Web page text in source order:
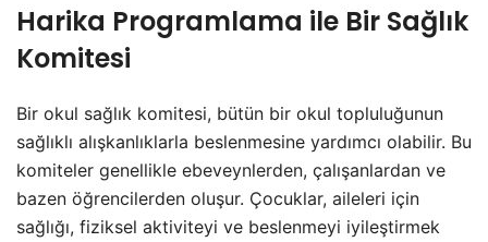
Harika Programlama ile Bir Sağlık
Komitesi
Bir okul sağlık komitesi, bütün bir okul topluluğunun
sağlıklı alışkanlıklarla beslenmesine yardımcı olabilir. Bu
komiteler genellikle ebeveynlerden, çalışanlardan ve
bazen öğrencilerden oluşur. Çocuklar, aileleri için
sağlığı, fiziksel aktiviteyi ve beslenmeyi iyileştirmek